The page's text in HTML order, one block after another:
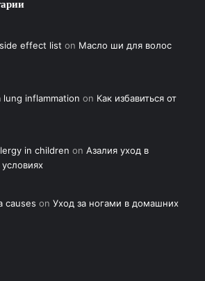
effect list on Масло ши для волос
lung inflammation on Как избавиться от
in children on Азалия уход в
causes on Уход за ногами в домашних